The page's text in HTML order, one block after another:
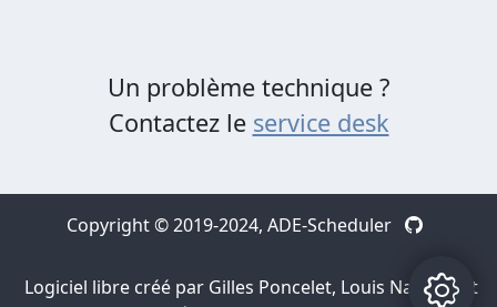
Un problème technique ?
Contactez le service desk
Copyright © 2019-2024, ADE-Scheduler
Logiciel libre créé par Gilles Poncelet, Louis Navarre et